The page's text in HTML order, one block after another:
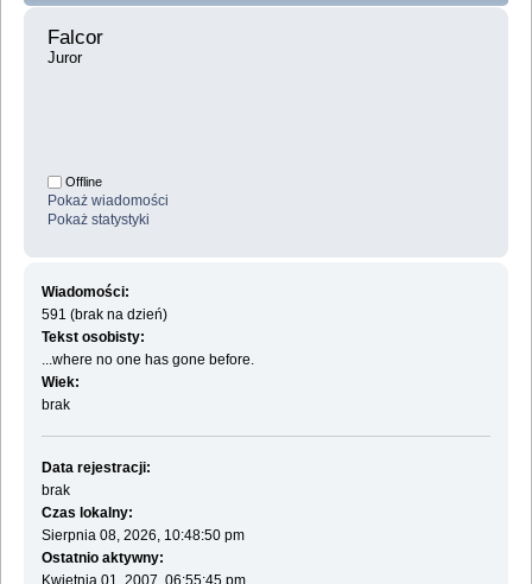
Falcor
Juror
Offline
Pokaż wiadomości
Pokaż statystyki
Wiadomości:
591 (brak na dzień)
Tekst osobisty:
...where no one has gone before.
Wiek:
brak
Data rejestracji:
brak
Czas lokalny:
Sierpnia 08, 2026, 10:48:50 pm
Ostatnio aktywny:
Kwietnia 01, 2007, 06:55:45 pm